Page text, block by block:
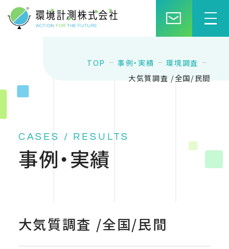
TOP 事例・実績
環境調査
大気質調査 /全国/民間
CASES / RESULTS
事例・実績
大気質調査 /全国/民間